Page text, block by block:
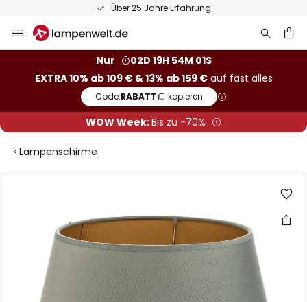
Über 25 Jahre Erfahrung
Inhalt
Nur
02D 19H 54M 00S
EXTRA 10% ab 109 € & 13% ab 159 €auf fast alles
Code:RABATT kopieren
WOW Week:Bis zu -70%
Lampenschirme
Bildgalerie